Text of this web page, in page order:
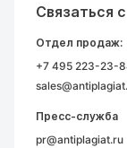
Связаться
Отдел продаж:
+7 495 223-23-
Пресс-служба
pr@antiplagiat.ru